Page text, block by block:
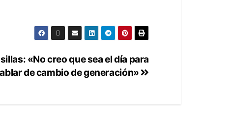
«No creo que sea el día para
de cambio de generación»